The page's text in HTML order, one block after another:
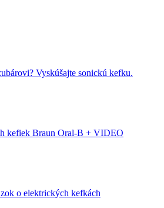
Vyskúšajte sonickú kefku.
kefiek Braun Oral-B + VIDEO
o elektrických kefkách